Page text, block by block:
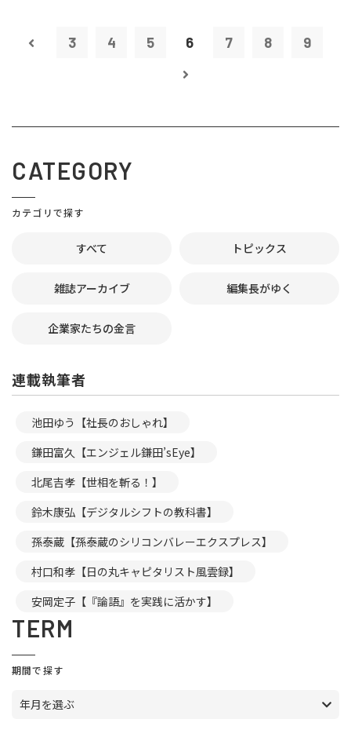
3 4 5 6 7 8 9
CATEGORY
カテゴリで探す
すべて トピックス
雑誌アーカイブ 編集長がゆく
企業家たちの金言
連載執筆者
池田ゆう【社長のおしゃれ】
鎌田富久【エンジェル鎌田’sEye】
北尾吉孝【世相を斬る！】
鈴木康弘【デジタルシフトの教科書】
孫泰蔵【孫泰蔵のシリコンバレーエクスプレス】
村口和孝【日の丸キャピタリスト風雲録】
安岡定子【『論語』を実践に活かす】
TERM
期間で探す
年月を選ぶ